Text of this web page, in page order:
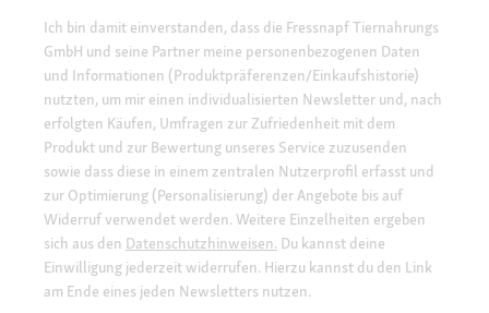
Ich bin damit einverstanden, dass die Fressnapf Tiernahrungs
GmbH und seine Partner meine personenbezogenen Daten
und Informationen (Produktpräferenzen/Einkaufshistorie)
nutzten, um mir einen individualisierten Newsletter und, nach
erfolgten Käufen, Umfragen zur Zufriedenheit mit dem
Produkt und zur Bewertung unseres Service zuzusenden
sowie dass diese in einem zentralen Nutzerprofil erfasst und
zur Optimierung (Personalisierung) der Angebote bis auf
Widerruf verwendet werden. Weitere Einzelheiten ergeben
sich aus den Datenschutzhinweisen. Du kannst deine
Einwilligung jederzeit widerrufen. Hierzu kannst du den Link
am Ende eines jeden Newsletters nutzen.